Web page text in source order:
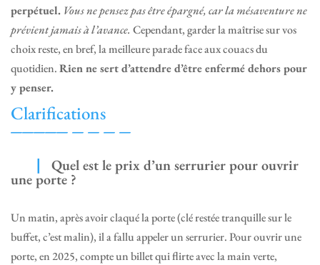
perpétuel. Vous ne pensez pas être épargné, car la mésaventure ne
prévient jamais à l’avance. Cependant, garder la maîtrise sur vos
choix reste, en bref, la meilleure parade face aux couacs du
quotidien.Rien ne sert d’attendre d’être enfermé dehors pour
y penser.
Clarifications
Quel est le prix d’un serrurier pour ouvrir
une porte ?
Un matin, après avoir claqué la porte (clé restée tranquille sur le
buffet, c’est malin), il a fallu appeler un serrurier. Pour ouvrir une
porte, en 2025, compte un billet qui flirte avec la main verte,